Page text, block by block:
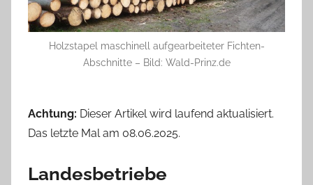
Holzstapel maschinell aufgearbeiteter Fichten-
Abschnitte – Bild: Wald-Prinz.de
Achtung: Dieser Artikel wird laufend aktualisiert.
Das letzte Mal am 08.06.2025.
Landesbetriebe